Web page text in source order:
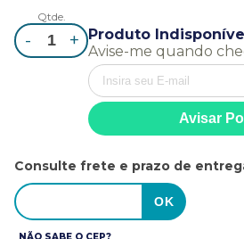
Qtde.
- +
Produto
Avise-me quando
Consulte frete e prazo de
NÃO SABE O CEP?